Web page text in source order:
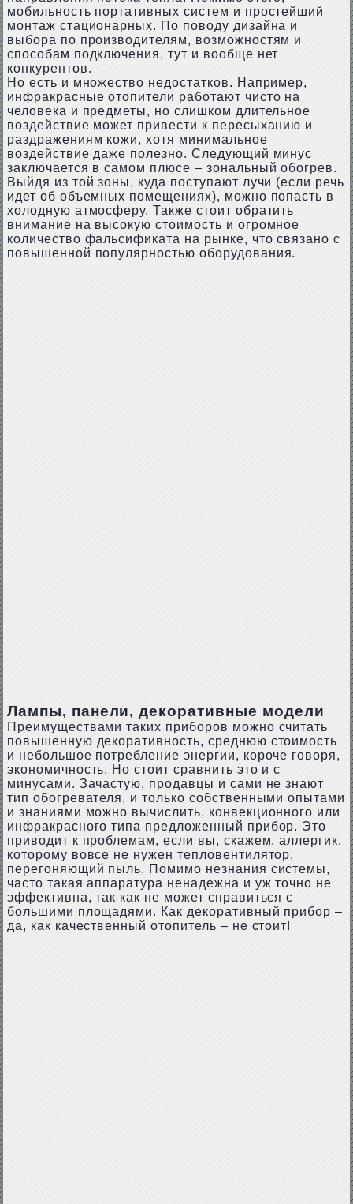
мобильность портативных систем и простейший
монтаж стационарных. По поводу дизайна и
выбора по производителям, возможностям и
способам подключения, тут и вообще нет
конкурентов.
Но есть и множество недостатков. Например,
инфракрасные отопители работают чисто на
человека и предметы, но слишком длительное
воздействие может привести к пересыханию и
раздражениям кожи, хотя минимальное
воздействие даже полезно. Следующий минус
заключается в самом плюсе – зональный обогрев.
Выйдя из той зоны, куда поступают лучи (если речь
идет об объемных помещениях), можно попасть в
холодную атмосферу. Также стоит обратить
внимание на высокую стоимость и огромное
количество фальсификата на рынке, что связано с
повышенной популярностью оборудования.
Лампы, панели, декоративные модели
Преимуществами таких приборов можно считать
повышенную декоративность, среднюю стоимость
и небольшое потребление энергии, короче говоря,
экономичность. Но стоит сравнить это и с
минусами. Зачастую, продавцы и сами не знают
тип обогревателя, и только собственными опытами
и знаниями можно вычислить, конвекционного или
инфракрасного типа предложенный прибор. Это
приводит к проблемам, если вы, скажем, аллергик,
которому вовсе не нужен тепловентилятор,
перегоняющий пыль. Помимо незнания системы,
часто такая аппаратура ненадежна и уж точно не
эффективна, так как не может справиться с
большими площадями. Как декоративный прибор –
да, как качественный отопитель – не стоит!